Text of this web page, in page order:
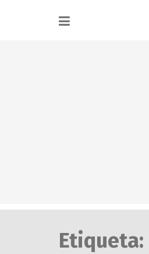
Etiqueta: